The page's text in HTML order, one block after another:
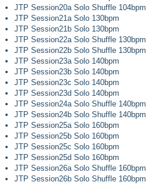
JTP Session20a Solo Shuffle 104bpm
JTP Session21a Solo 130bpm
JTP Session21b Solo 130bpm
JTP Session22a Solo Shuffle 130bpm
JTP Session22b Solo Shuffle 130bpm
JTP Session23a Solo 140bpm
JTP Session23b Solo 140bpm
JTP Session23c Solo 140bpm
JTP Session23d Solo 140bpm
JTP Session24a Solo Shuffle 140bpm
JTP Session24b Solo Shuffle 140bpm
JTP Session25a Solo 160bpm
JTP Session25b Solo 160bpm
JTP Session25c Solo 160bpm
JTP Session25d Solo 160bpm
JTP Session26a Solo Shuffle 160bpm
JTP Session26b Solo Shuffle 160bpm